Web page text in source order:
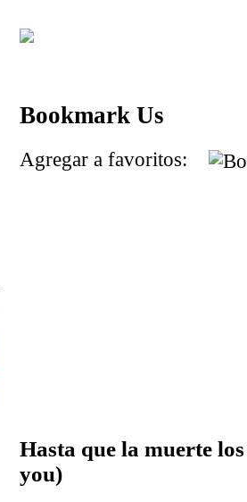
Bookmark Us
Agregar a favoritos:
Hasta que la muerte
you)